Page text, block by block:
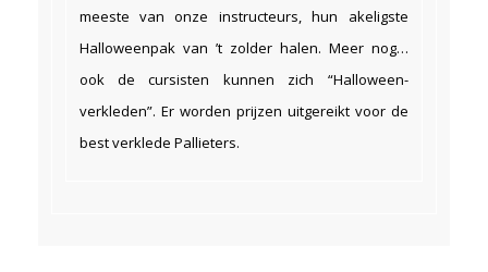
meeste van onze instructeurs, hun akeligste
Halloweenpak van ’t zolder halen. Meer nog…
ook de cursisten kunnen zich “Halloween-
verkleden”. Er worden prijzen uitgereikt voor de
best verklede Pallieters.